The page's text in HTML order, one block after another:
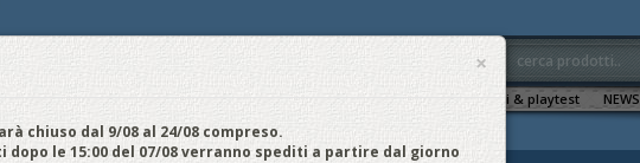
Vantaggi Aiuto Metodi di pagamento Sala tornei & playtest NEWS
×
chiuso dal 9/08 al 24/08 compreso.
le 15:00 del 07/08 verranno spediti a partire dal giorno